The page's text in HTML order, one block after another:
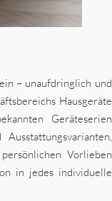
– unaufdringlich und
Hausgeräte
Geräteserien
Vorlieben
in jedes individuelle